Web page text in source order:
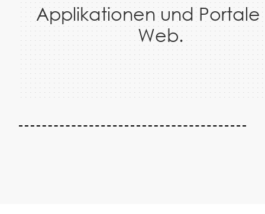
Applikationen und Portale
Web.